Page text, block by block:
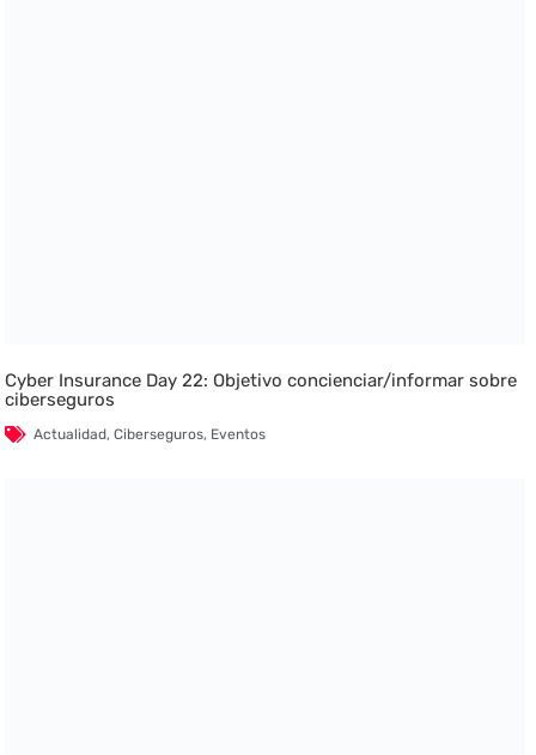
Cyber Insurance Day 22: Objetivo concienciar/informar sobre
ciberseguros
Actualidad,Ciberseguros, Eventos